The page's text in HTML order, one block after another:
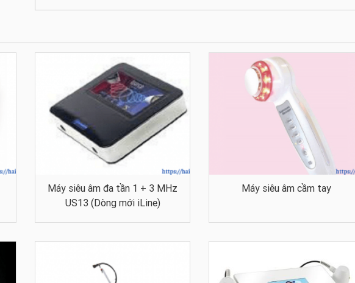
Máy siêu âm đa tần 1 + 3 MHz
US13 (Dòng mới iLine)
Máy siêu âm cầm tay